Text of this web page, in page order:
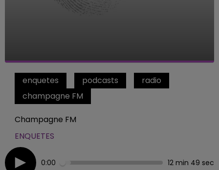
enquetes podcasts
radio
champagne FM
Champagne FM
ENQUETES
0:00 12 min 49 sec